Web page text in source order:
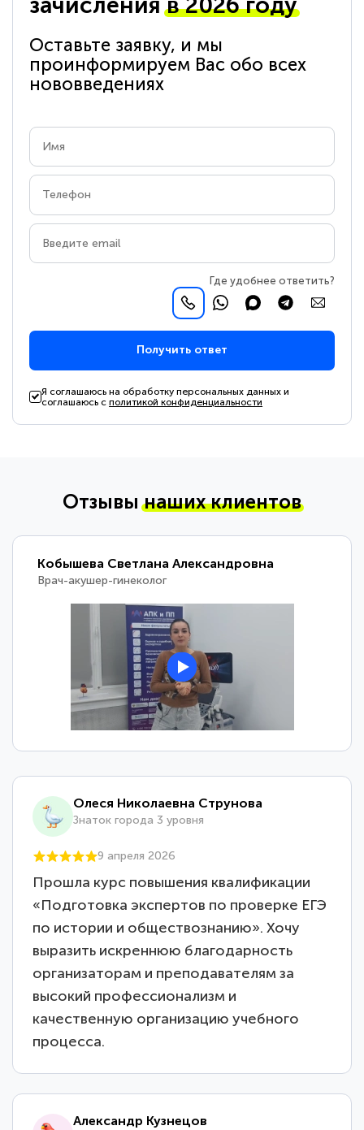
Оставьте заявку, и мы
проинформируем Вас обо всех
нововведениях
Где удобнее ответить?
Получить ответ
Я соглашаюсь на обработку персональных данных и
соглашаюсь сполитикой конфиденциальности
Отзывынаших клиентов
Кобышева Светлана Александровна
Врач-акушер-гинеколог
Олеся Николаевна Струнова
Знаток города 3 уровня
9 апреля 2026
Прошла курс повышения квалификации
«Подготовка экспертов по проверке ЕГЭ
по истории и обществознанию». Хочу
выразить искреннюю благодарность
организаторам и преподавателям за
высокий профессионализм и
качественную организацию учебного
процесса.
Александр Кузнецов